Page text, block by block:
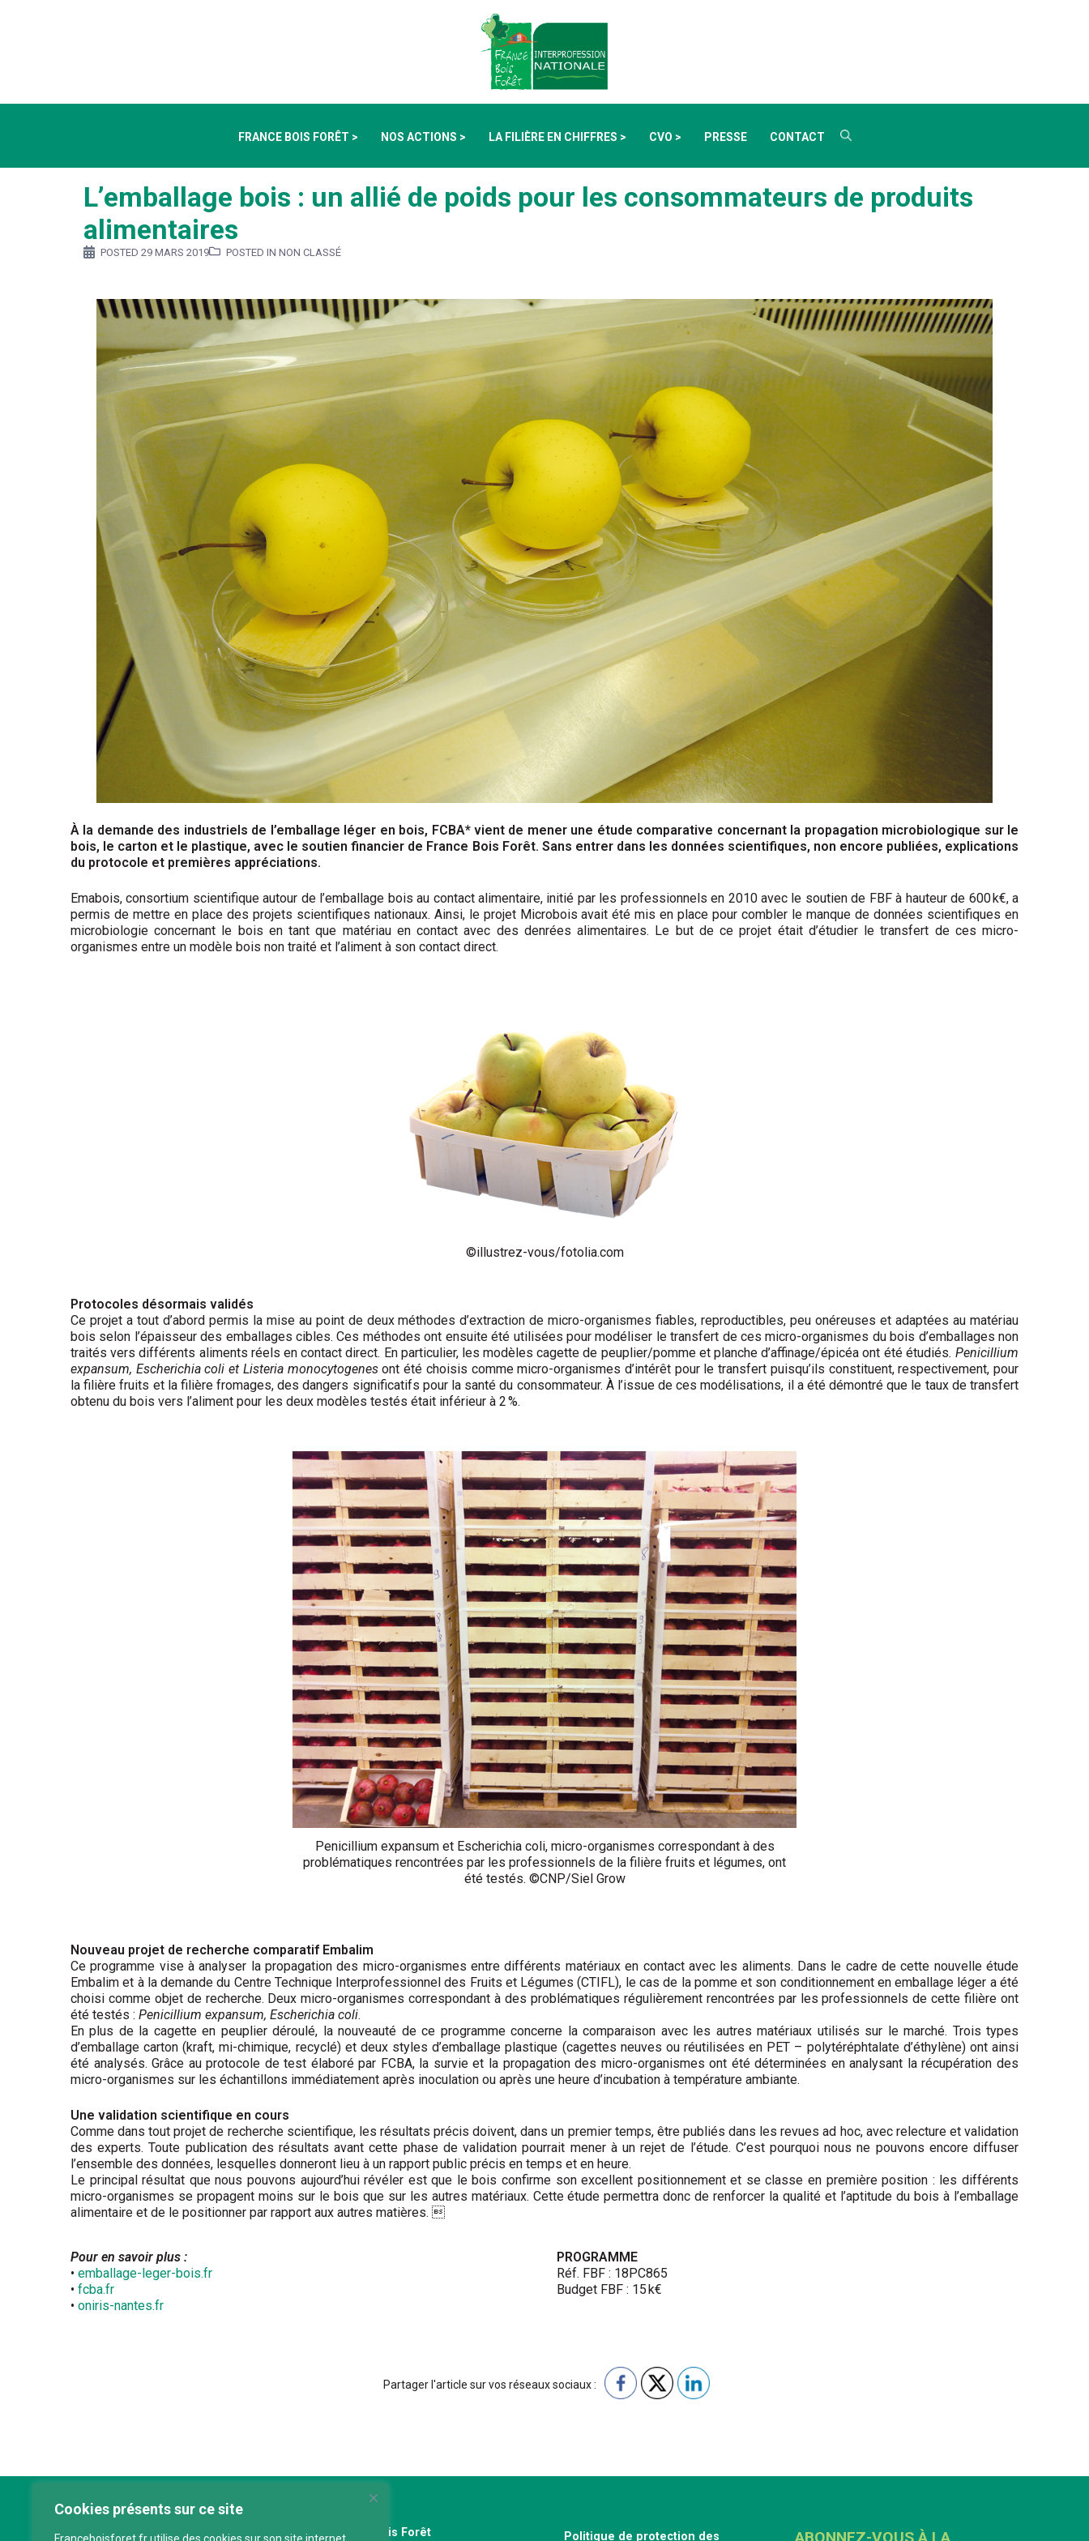
Cookies présents sur ce site
FRANCE BOIS FORÊT > NOS ACTIONS > LA FILIÈRE EN CHIFFRES > CVO > PRESSE CONTACT
L’emballage bois : un allié de poids pour les consommateurs de produits
alimentaires
POSTED 29 MARS 2019 POSTED IN NON CLASSÉ
À la demande des industriels de l’emballage léger en bois, FCBA* vient de mener une étude comparative concernant la propagation microbiologique sur le
bois, le carton et le plastique, avec le soutien financier de France Bois Forêt. Sans entrer dans les données scientifiques, non encore publiées, explications
du protocole et premières appréciations.
Emabois, consortium scientifique autour de l’emballage bois au contact alimentaire, initié par les professionnels en 2010 avec le soutien de FBF à hauteur de 600 k€, a
permis de mettre en place des projets scientifiques nationaux. Ainsi, le projet Microbois avait été mis en place pour combler le manque de données scientifiques en
microbiologie concer­nant le bois en tant que matériau en contact avec des denrées alimentaires. Le but de ce projet était d’étudier le transfert de ces micro-
organismes entre un modèle bois non traité et l’aliment à son contact direct.
©illustrez-vous/fotolia.com
Protocoles désormais validés
Ce projet a tout d’abord permis la mise au point de deux méthodes d’extraction de micro-organismes fiables, reproductibles, peu onéreuses et adaptées au matériau
bois selon l’épaisseur des emballages cibles. Ces méthodes ont ensuite été utilisées pour modéliser le transfert de ces micro-organismes du bois d’emballages non
traités vers différents aliments réels en contact direct. En particulier, les modèles cagette de peuplier/pomme et planche d’affinage/épicéa ont été étudiés. Penicillium
expansum, Escherichia coli et Listeria monocytogenesont été choisis comme micro-organismes d’intérêt pour le transfert puisqu’ils constituent, respectivement, pour
la filière fruits et la filière fromages, des dangers significatifs pour la santé du consommateur. À l’issue de ces modélisations, il a été démontré que le taux de transfert
obtenu du bois vers l’aliment pour les deux modèles testés était inférieur à 2 %.
Penicillium expansum et Escherichia coli, micro-organismes correspondant à des
problématiques rencontrées par les professionnels de la filière fruits et légumes, ont
été testés. ©CNP/Siel Grow
Nouveau projet de recherche comparatif Embalim
Ce programme vise à analyser la propagation des micro-organismes entre différents matériaux en contact avec les aliments. Dans le cadre de cette nouvelle étude
Embalim et à la demande du Centre Technique Interprofessionnel des Fruits et Légumes (CTIFL), le cas de la pomme et son conditionnement en emballage léger a été
choisi comme objet de recherche. Deux micro-organismes correspondant à des problématiques régulièrement rencontrées par les professionnels de cette filière ont
été testés : Penicillium expansum, Escherichia coli.
En plus de la cagette en peuplier déroulé, la nouveauté de ce programme concerne la comparaison avec les autres matériaux utilisés sur le marché. Trois types
d’emballage carton (kraft, mi-chimique, recyclé) et deux styles d’emballage plastique (cagettes neuves ou réutilisées en PET – polytéréphtalate d’éthylène) ont ainsi
été analysés. Grâce au protocole de test élaboré par FCBA, la survie et la propagation des micro-organismes ont été déterminées en analysant la récupération des
micro-organismes sur les échantillons immédiatement après inoculation ou après une heure d’incubation à température ambiante.
Une validation scientifique en cours
Comme dans tout projet de recherche scientifique, les résultats précis doivent, dans un premier temps, être publiés dans les revues ad hoc, avec relecture et validation
des experts. Toute publication des résultats avant cette phase de validation pourrait mener à un rejet de l’étude. C’est pourquoi nous ne pouvons encore diffuser
l’ensemble des données, lesquelles donneront lieu à un rapport public précis en temps et en heure.
Le principal résultat que nous pouvons aujourd’hui révéler est que le bois confirme son excellent positionnement et se classe en première position : les différents
micro-organismes se propagent moins sur le bois que sur les autres matériaux. Cette étude permettra donc de renforcer la qualité et l’aptitude du bois à l’emballage
alimentaire et de le positionner par rapport aux autres matières. 
Pour en savoir plus :
• emballage-leger-bois.fr
• fcba.fr
• oniris-nantes.fr
PROGRAMME
Réf. FBF : 18PC865
Budget FBF : 15 k€
Partager l'article sur vos réseaux sociaux :
France Bois Forêt
Politique de protection des